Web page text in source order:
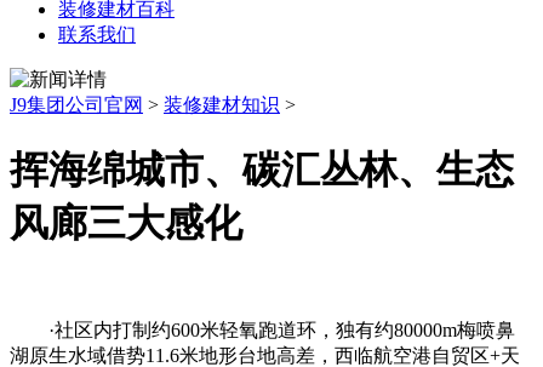
装修建材百科
联系我们
J9集团公司官网 > 装修建材知识 >
挥海绵城市、碳汇丛林、生态
风廊三大感化
·社区内打制约600米轻氧跑道环，独有约80000m梅喷鼻
湖原生水域借势11.6米地形台地高差，西临航空港自贸区+天